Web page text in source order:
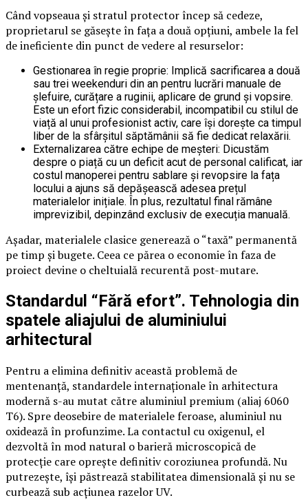
Când vopseaua și stratul protector încep să cedeze,
proprietarul se găsește în fața a două opțiuni, ambele la fel
de ineficiente din punct de vedere al resurselor:
Gestionarea în regie proprie: Implică sacrificarea a două
sau trei weekenduri din an pentru lucrări manuale de
șlefuire, curățare a ruginii, aplicare de grund și vopsire.
Este un efort fizic considerabil, incompatibil cu stilul de
viață al unui profesionist activ, care își dorește ca timpul
liber de la sfârșitul săptămânii să fie dedicat relaxării.
Externalizarea către echipe de meșteri: Dicustăm
despre o piață cu un deficit acut de personal calificat, iar
costul manoperei pentru sablare și revopsire la fața
locului a ajuns să depășească adesea prețul
materialelor inițiale. În plus, rezultatul final rămâne
imprevizibil, depinzând exclusiv de execuția manuală.
Așadar, materialele clasice generează o “taxă” permanentă
pe timp și bugete. Ceea ce părea o economie în faza de
proiect devine o cheltuială recurentă post-mutare.
Standardul “Fără efort”. Tehnologia din
spatele aliajului de aluminiului
arhitectural
Pentru a elimina definitiv această problemă de
mentenanță, standardele internaționale în arhitectura
modernă s-au mutat către aluminiul premium (aliaj 6060
T6). Spre deosebire de materialele feroase, aluminiul nu
oxidează în profunzime. La contactul cu oxigenul, el
dezvoltă în mod natural o barieră microscopică de
protecție care oprește definitiv coroziunea profundă. Nu
putrezește, își păstrează stabilitatea dimensională și nu se
curbează sub acțiunea razelor UV.